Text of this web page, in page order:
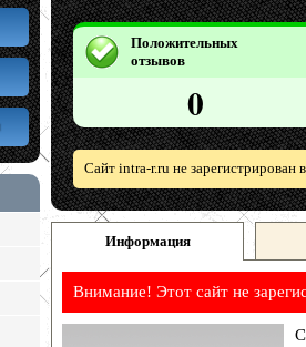
Положительных
отзывов
0
Сайт intra-r.ru не зарегистрирован
Информация
Внимание! Этот сайт не